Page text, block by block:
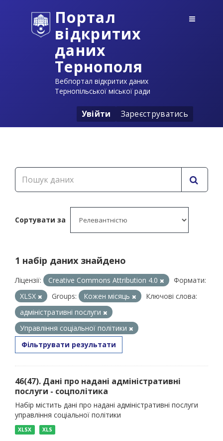
Портал
відкритих
даних
Тернополя
Вебпортал відкритих даних
Тернопільської міської ради
Увійти Зареєструватись
Сортувати за
1 набір даних знайдено
Ліцензії: Creative Commons Attribution 4.0
Формати:
XLSX
Groups: Кожен місяць
Ключові слова:
адміністративні послуги
Управління соціальної політики
Фільтрувати результати
46(47). Дані про надані адміністративні
послуги - соцполітика
Набір містить дані про надані адміністративні послуги
управління соціальної політики
XLSX XLS